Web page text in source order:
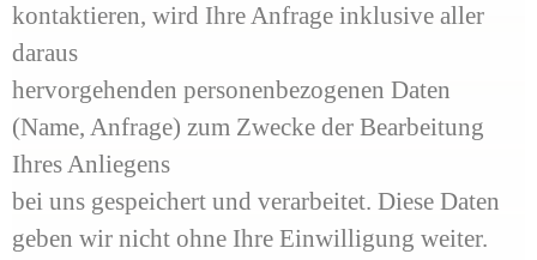
kontaktieren, wird Ihre Anfrage inklusive aller
daraus
hervorgehenden personenbezogenen Daten
(Name, Anfrage) zum Zwecke der Bearbeitung
Ihres Anliegens
bei uns gespeichert und verarbeitet. Diese Daten
geben wir nicht ohne Ihre Einwilligung weiter.